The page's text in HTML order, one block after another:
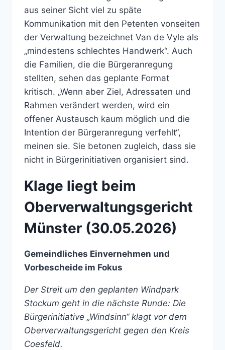
aus seiner Sicht viel zu späte
Kommunikation mit den Petenten vonseiten
der Verwaltung bezeichnet Van de Vyle als
„mindestens schlechtes Handwerk“. Auch
die Familien, die die Bürgeranregung
stellten, sehen das geplante Format
kritisch. „Wenn aber Ziel, Adressaten und
Rahmen verändert werden, wird ein
offener Austausch kaum möglich und die
Intention der Bürgeranregung verfehlt“,
meinen sie. Sie betonen zugleich, dass sie
nicht in Bürgerinitiativen organisiert sind.
Klage liegt beim
Oberverwaltungsgericht
Münster (30.05.2026)
Gemeindliches Einvernehmen und
Vorbescheide im Fokus
Der Streit um den geplanten Windpark
Stockum geht in die nächste Runde: Die
Bürgerinitiative „Windsinn“ klagt vor dem
Oberverwaltungsgericht gegen den Kreis
Coesfeld.